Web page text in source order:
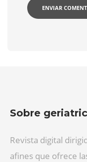
Sobre
Revista digital
afines que ofrece